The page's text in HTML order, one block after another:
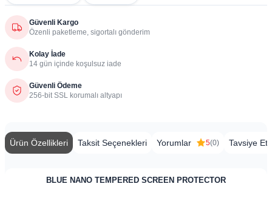
Güvenli Kargo
Özenli paketleme, sigortalı gönderim
Kolay İade
14 gün içinde koşulsuz iade
Güvenli Ödeme
256-bit SSL korumalı altyapı
Ürün Özellikleri Taksit Seçenekleri Yorumlar 5(0) Tavsiye Et
BLUE NANO TEMPERED SCREEN PROTECTOR